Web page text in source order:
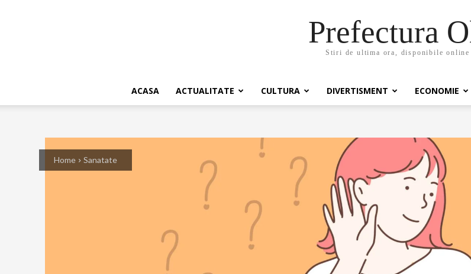
Prefectura
Stiri de ultima ora, disponibile online
ACASA ACTUALITATE CULTURA DIVERTISMENT ECONOMIE
Home Sanatate